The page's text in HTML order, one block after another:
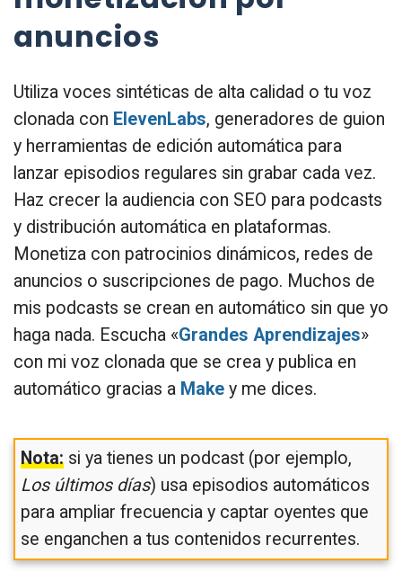
anuncios
Utiliza voces sintéticas de alta calidad o tu voz
clonada con ElevenLabs, generadores de guion
y herramientas de edición automática para
lanzar episodios regulares sin grabar cada vez.
Haz crecer la audiencia con SEO para podcasts
y distribución automática en plataformas.
Monetiza con patrocinios dinámicos, redes de
anuncios o suscripciones de pago. Muchos de
mis podcasts se crean en automático sin que yo
haga nada. Escucha «Grandes Aprendizajes»
con mi voz clonada que se crea y publica en
automático gracias a Make y me dices.
Nota:si ya tienes un podcast (por ejemplo,
Los últimos días) usa episodios automáticos
para ampliar frecuencia y captar oyentes que
se enganchen a tus contenidos recurrentes.